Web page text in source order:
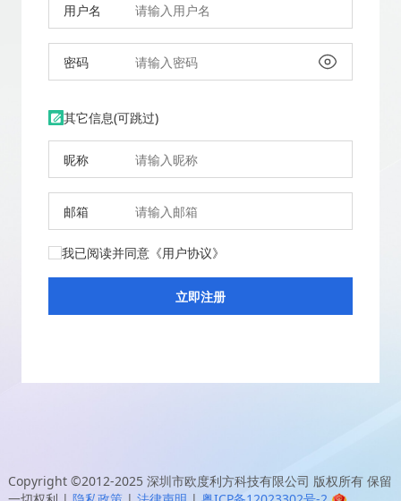
用户名
密码
其它信息(可跳过)
昵称
邮箱
我已阅读并同意 《用户协议》
Copyright ©2012-2025 深圳市欧度利方科技有限公司 版权所有 保留